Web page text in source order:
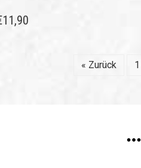
11,90
« Zurück 1